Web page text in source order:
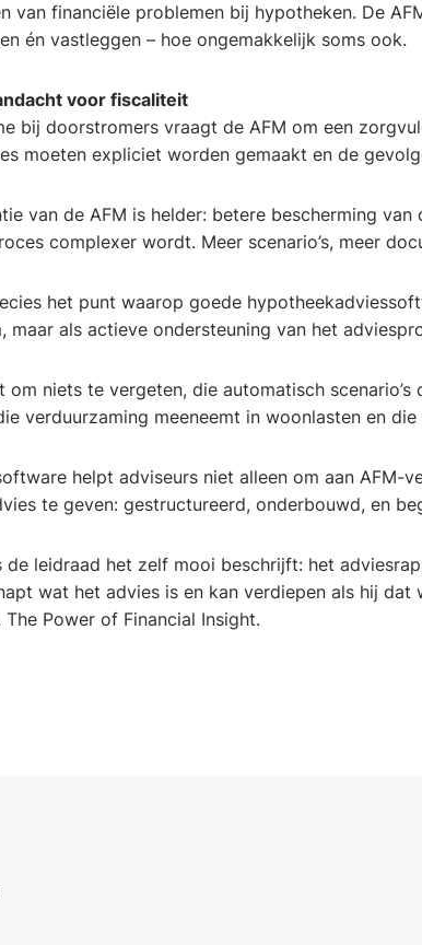
van financiële problemen bij hypotheken. De
én vastleggen – hoe ongemakkelijk soms ook.
voor fiscaliteit
bij doorstromers vraagt de AFM om een
moeten expliciet worden gemaakt en de
van de AFM is helder: betere bescherming
complexer wordt. Meer scenario’s, meer
het punt waarop goede
maar als actieve ondersteuning van het
om niets te vergeten, die automatisch
verduurzaming meeneemt in woonlasten en
helpt adviseurs niet alleen om aan AFM-
te geven: gestructureerd, onderbouwd, en
de leidraad het zelf mooi beschrijft: het
wat het advies is en kan verdiepen als hij dat
The Power of Financial Insight.